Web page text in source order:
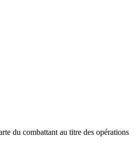
du combattant au titre des opérations